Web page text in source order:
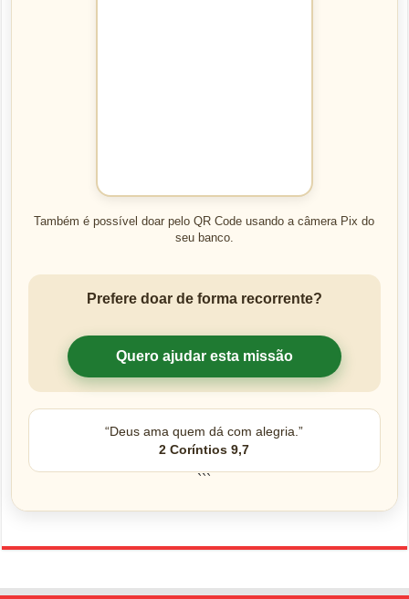
Também é possível doar pelo QR Code usando a câmera Pix do
seu banco.
Prefere doar de forma recorrente?
Quero ajudar esta missão
“Deus ama quem dá com alegria.”
2 Coríntios 9,7
```